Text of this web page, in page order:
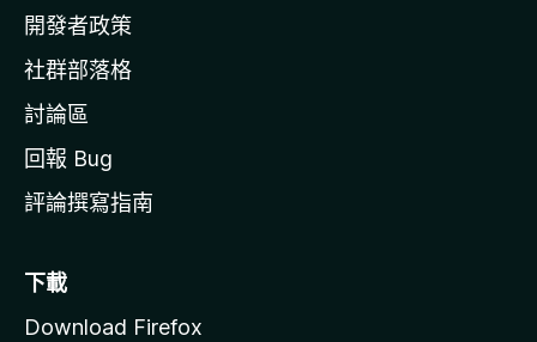
網
開發者政策
社群部落格
討論區
回報 Bug
評論撰寫指南
下載
Download Firefox